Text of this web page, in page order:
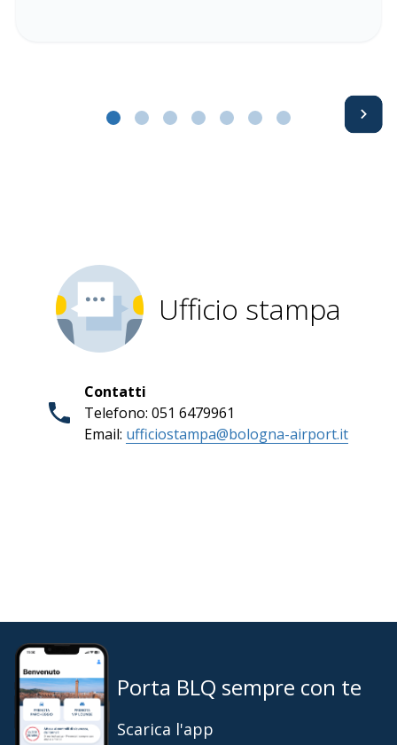
Avanti
Ufficio stampa
Contatti
Telefono: 051 6479961
Email: ufficiostampa@bologna-airport.it
Porta BLQ sempre con te
Scarica l'app